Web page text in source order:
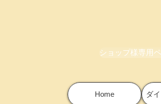
ショップ様専用
Home ダ